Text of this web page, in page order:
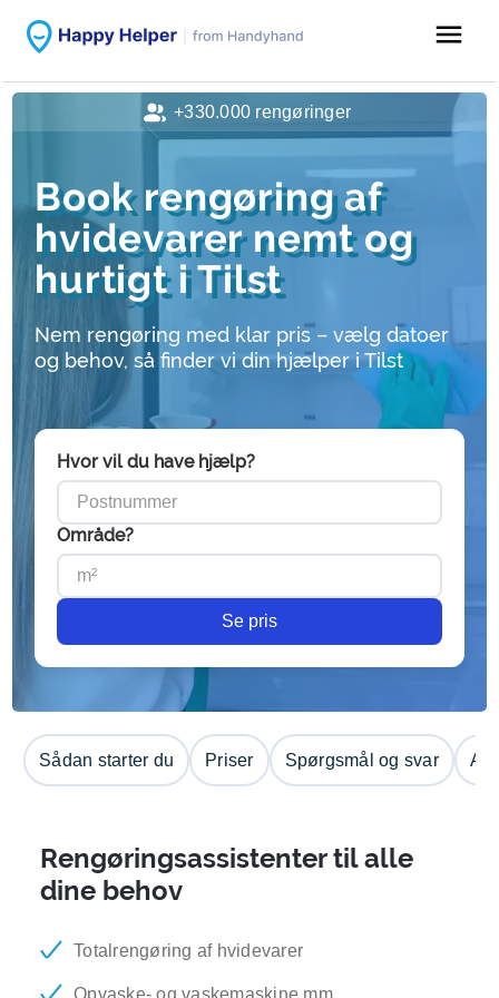
menu
Book rengøring af
hvidevarer nemt og
hurtigt i Tilst
Nem rengøring med klar pris – vælg datoer
og behov, så finder vi din hjælper i Tilst
Hvor vil du have hjælp?
Område?
Se pris
Sådan starter du Priser Spørgsmål og svar
Rengøringsassistenter til alle
dine behov
Totalrengøring af hvidevarer
Opvaske- og vaskemaskine mm.
+330.000 rengøringer